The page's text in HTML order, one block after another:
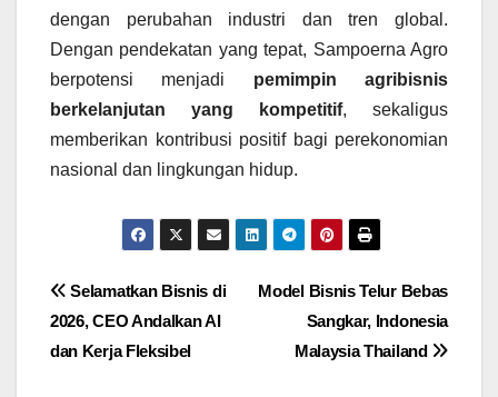
dengan perubahan industri dan tren global.
Dengan pendekatan yang tepat, Sampoerna Agro
berpotensi menjadi pemimpin agribisnis
berkelanjutan yang kompetitif, sekaligus
memberikan kontribusi positif bagi perekonomian
nasional dan lingkungan hidup.
Navigasi
pos
Model Bisnis Telur Bebas
Sangkar, Indonesia
Malaysia Thailand
Selamatkan Bisnis di
2026, CEO Andalkan AI
dan Kerja Fleksibel